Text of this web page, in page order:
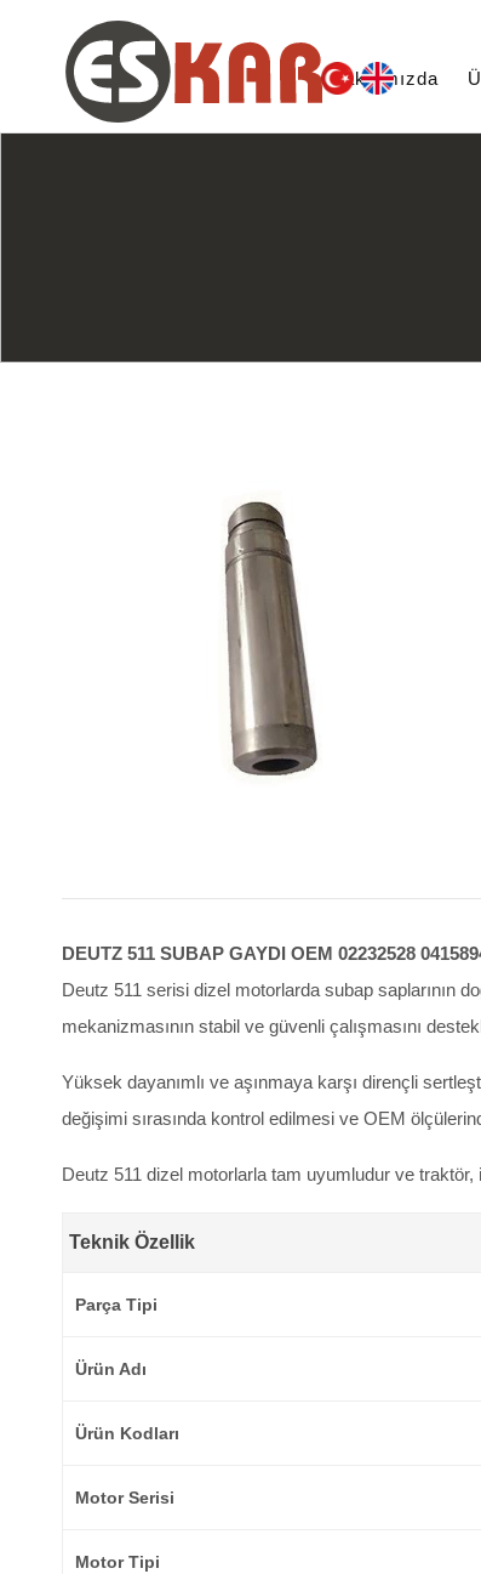
Hakkımızda
DEUTZ 511 SUBAP GAYDI OEM 02232528
Deutz 511 serisi dizel motorlarda subap saplarının
mekanizmasının stabil ve güvenli çalışmasını
Yüksek dayanımlı ve aşınmaya karşı dirençli
değişimi sırasında kontrol edilmesi ve OEM
Deutz 511 dizel motorlarla tam uyumludur ve
Teknik Özellik
Parça Tipi
Ürün Adı
Ürün Kodları
Motor Serisi
Motor Tipi